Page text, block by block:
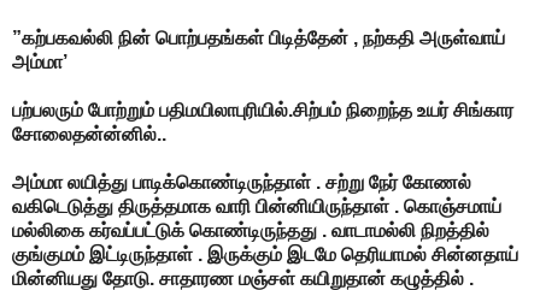
”கற்பகவல்லி நின் பொற்பதங்கள் பிடித்தேன் , நற்கதி அருள்வாய்
அம்மா’
பற்பலரும் போற்றும் பதிமயிலாபுரியில்.சிற்பம் நிறைந்த உயர் சிங்கார
சோலைதன்ன்னில்..
அம்மா லயித்து பாடிக்கொண்டிருந்தாள் . சற்று நேர் கோணல்
வகிடெடுத்து திருத்தமாக வாரி பின்னியிருந்தாள் . கொஞ்சமாய்
மல்லிகை கர்வப்பட்டுக் கொண்டிருந்தது . வாடாமல்லி நிறத்தில்
குங்குமம் இட்டிருந்தாள் . இருக்கும் இடமே தெரியாமல் சின்னதாய்
மின்னியது தோடு. சாதாரண மஞ்சள் கயிறுதான் கழுத்தில் .